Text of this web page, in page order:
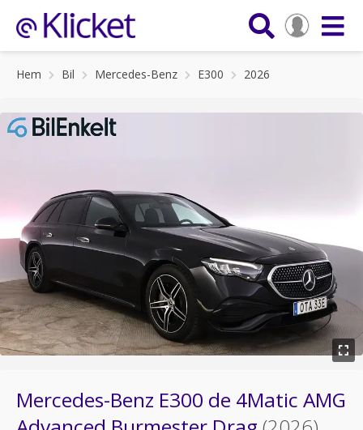
Hem Bil Mercedes-Benz E300 2026
Mercedes-Benz E300 de 4Matic AMG